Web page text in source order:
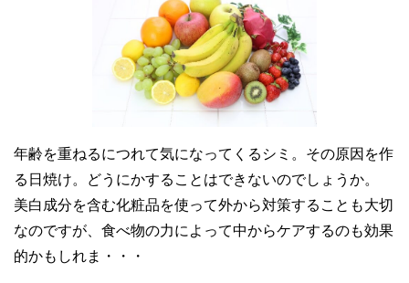
年齢を重ねるにつれて気になってくるシミ。その原因を作
る日焼け。どうにかすることはできないのでしょうか。
美白成分を含む化粧品を使って外から対策することも大切
なのですが、食べ物の力によって中からケアするのも効果
的かもしれま・・・